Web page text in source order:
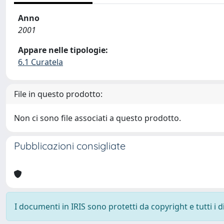
Anno
2001
Appare nelle tipologie:
6.1 Curatela
File in questo prodotto:
Non ci sono file associati a questo prodotto.
Pubblicazioni consigliate
I documenti in IRIS sono protetti da copyright e tutti i